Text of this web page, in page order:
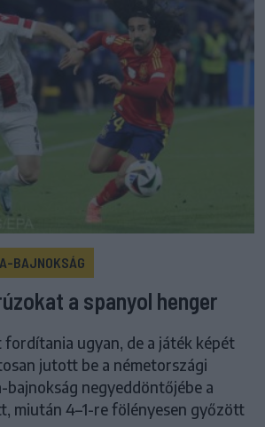
BAJNOKSÁG
a spanyol henger
ugyan, de a játék képét
jutott be a németországi
bajnokság negyeddöntőjébe a
miután 4–1-re fölényesen győzött